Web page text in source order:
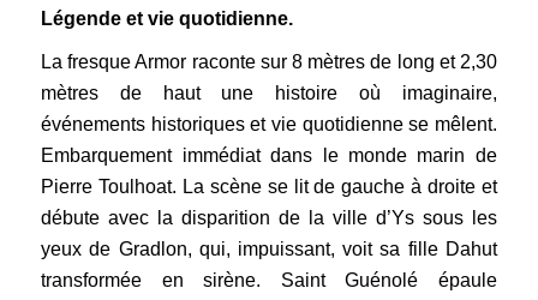
Légende et vie quotidienne.
La fresque Armor raconte sur 8 mètres de long et 2,30
mètres de haut une histoire où imaginaire,
événements historiques et vie quotidienne se mêlent.
Embarquement immédiat dans le monde marin de
Pierre Toulhoat. La scène se lit de gauche à droite et
débute avec la disparition de la ville d’Ys sous les
yeux de Gradlon, qui, impuissant, voit sa fille Dahut
transformée en sirène. Saint Guénolé épaule